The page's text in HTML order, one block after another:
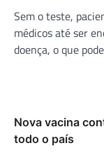
Sem o teste,
médicos até ser
doença, o que
Nova vacina
todo o país